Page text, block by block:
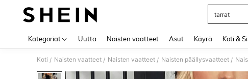
tarrat
Kategoriat Uutta Naisten vaatteet Asut Käyrä Koti &
Koti / Naisten vaatteet / Naisten vaatteet / Naisten päällysvaatteet /